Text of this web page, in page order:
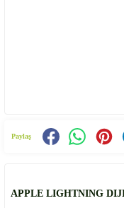
Paylaş
APPLE LIGHTNING